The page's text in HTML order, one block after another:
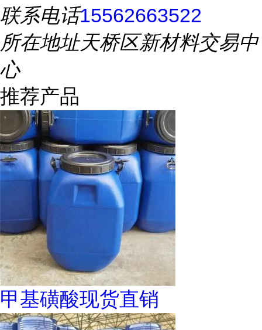
联系电话15562663522
所在地址天桥区新材料交易中
心
推荐产品
甲基磺酸现货直销